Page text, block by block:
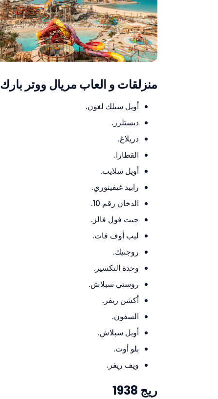
منزلقات و العاب مريال ووتر بارك
أويل سيلك لغون.
ديستلرز.
دريلاغ.
القطارا.
أويل سلايب.
رابيد غيفينوري.
الدخان رقم 10.
جيت فول فالز.
ليب أوف فات.
روجنيك.
وحدة التكسير.
روستي سبلاش.
أكشن ريفر.
السفون.
أويل سبلاش.
بلو أوت.
ويف ريفر.
ريج 1938